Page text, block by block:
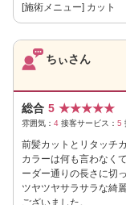
[施術メニュー] カット
ちぃさん
総合 5 ★★★★★
雰囲気： 4 接客サービス： 5
前髪カットとリタッチ
カラーは何も言わなく
ーダー通りの長さに切
ツヤツヤサラサラな綺
ございました。